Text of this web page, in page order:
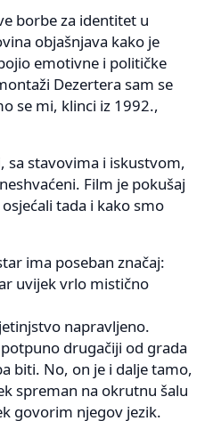
borbe za identitet u
objašnjava kako je
emotivne i političke
Dezertera sam se
se mi, klinci iz 1992.,
sa stavovima i iskustvom,
Film je pokušaj
tada i kako smo
ima poseban značaj:
uvijek vrlo mistično
napravljeno.
drugačiji od grada
biti. No, on je i dalje tamo,
spreman na okrutnu šalu
govorim njegov jezik.